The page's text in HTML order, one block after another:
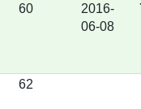
60
2016-
06-08
62